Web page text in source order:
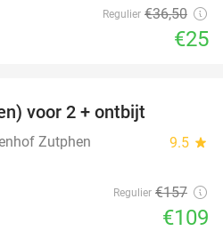
Regulier €36,50
€25
voor 2 + ontbijt
Zutphen 9.5 star
Regulier €157
€109